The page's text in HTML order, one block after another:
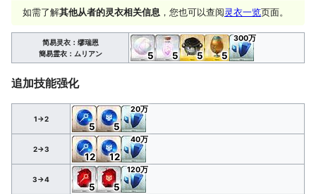
如需了解其他从者的灵衣相关信息 ，您也可以查阅灵衣一览页面。
简易灵衣：缪瑞恩
簡易霊衣：ムリアン
5 5 5 5
300万
追加技能强化
1→2
5 5
20万
2→3
12 12
40万
3→4
5 5
120万